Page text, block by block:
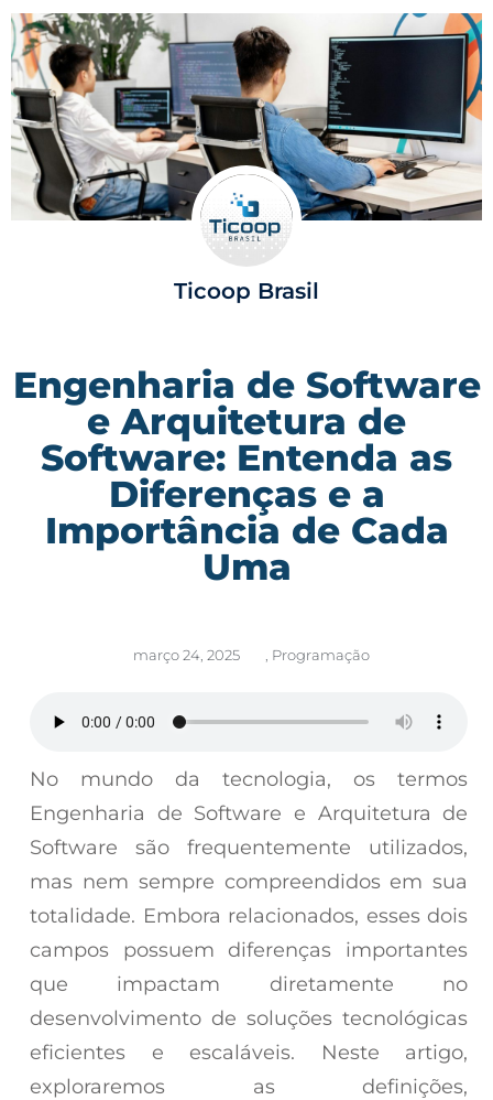
Ticoop Brasil
Engenharia de Software
e Arquitetura de
Software: Entenda as
Diferenças e a
Importância de Cada
Uma
março 24, 2025 Programação
No mundo da tecnologia, os termos
Engenharia de Software e Arquitetura de
Software são frequentemente utilizados,
mas nem sempre compreendidos em sua
totalidade. Embora relacionados, esses dois
campos possuem diferenças importantes
que impactam diretamente no
desenvolvimento de soluções tecnológicas
eficientes e escaláveis. Neste artigo,
exploraremos as definições,